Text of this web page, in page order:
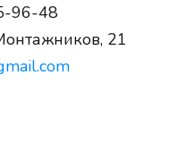
96-48
21